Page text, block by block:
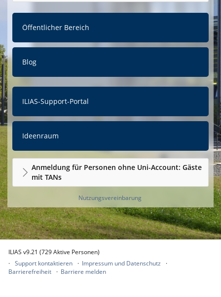
Öffentlicher Bereich
Blog
ILIAS-Support-Portal
Ideenraum
Anmeldung für Personen ohne Uni-Account: Gäste
mit TANs
Nutzungsvereinbarung
ILIAS v9.21 (729 Aktive Personen)
Support kontaktieren
Impressum und Datenschutz
Barrierefreiheit
Barriere melden